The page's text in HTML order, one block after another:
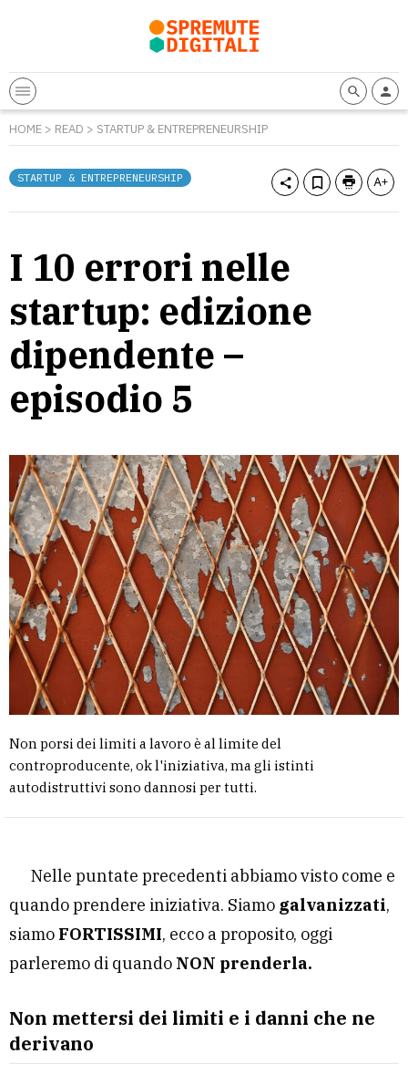
HOME > READ > STARTUP & ENTREPRENEURSHIP
STARTUP & ENTREPRENEURSHIP
I 10 errori nelle
startup: edizione
dipendente –
episodio 5
Non porsi dei limiti a lavoro è al limite del
controproducente, ok l'iniziativa, ma gli istinti
autodistruttivi sono dannosi per tutti.
Nelle puntate precedenti abbiamo visto come e
quando prendere iniziativa. Siamo galvanizzati,
siamo FORTISSIMI, ecco a proposito, oggi
parleremo di quando NON prenderla.
Non mettersi dei limiti e i danni che ne
derivano